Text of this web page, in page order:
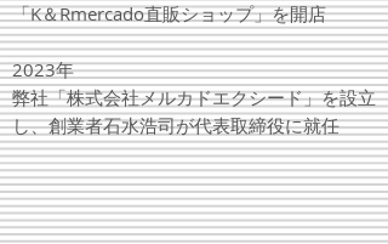
「K＆Rmercado直販ショップ」を開店
2023年
弊社「株式会社メルカドエクシード」を設立
し、創業者石水浩司が代表取締役に就任